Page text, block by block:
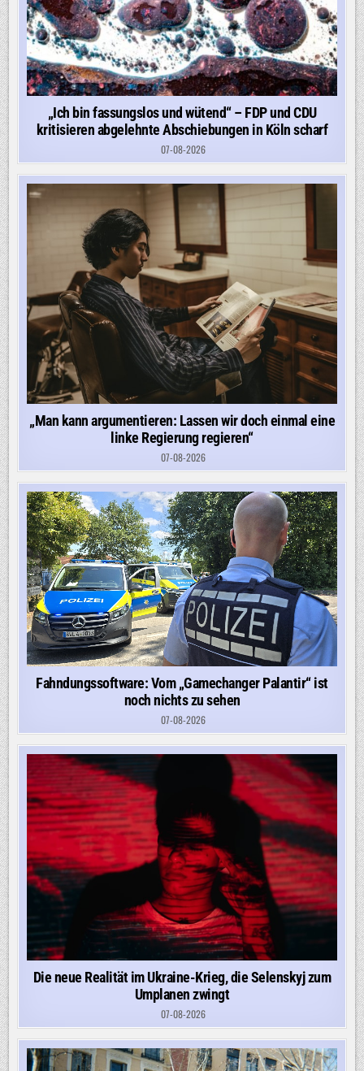
„Ich bin fassungslos und wütend“ – FDP und CDU
kritisieren abgelehnte Abschiebungen in Köln scharf
07-08-2026
„Man kann argumentieren: Lassen wir doch einmal eine
linke Regierung regieren“
07-08-2026
Fahndungssoftware: Vom „Gamechanger Palantir“ ist
noch nichts zu sehen
07-08-2026
Die neue Realität im Ukraine-Krieg, die Selenskyj zum
Umplanen zwingt
07-08-2026